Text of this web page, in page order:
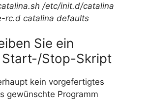
/etc/init.d/catalina
rc.d catalina defaults
Sie ein
Start-/Stop-Skript
kein vorgefertigtes
gewünschte Programm